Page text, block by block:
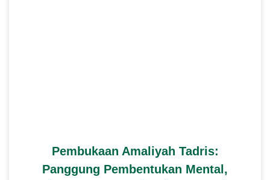
Pembukaan Amaliyah Tadris:
Panggung Pembentukan Mental,